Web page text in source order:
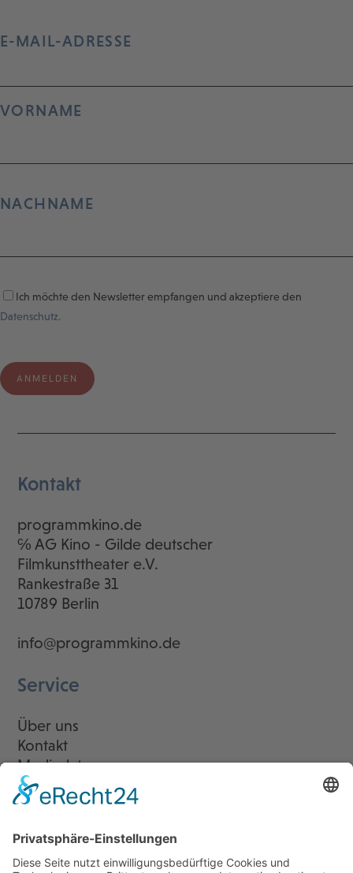
E-MAIL-ADRESSE
VORNAME
NACHNAME
Ich möchte den Newsletter empfangen und akzeptiere den
Datenschutz.
Kontakt
programmkino.de
℅ AG Kino - Gilde deutscher
Filmkunsttheater e.V.
Rankestraße 31
10789 Berlin
info@programmkino.de
Service
Über uns
Kontakt
Mediadaten
Newsletter
LogIn
Legal